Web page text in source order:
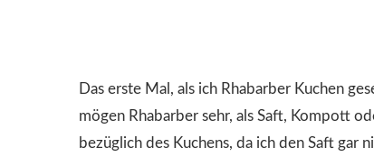
Das erste Mal, als ich Rhabarber Kuchen
mögen Rhabarber sehr, als Saft, Kompott
bezüglich des Kuchens, da ich den Saft gar